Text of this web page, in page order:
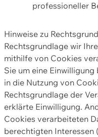
professioneller
Hinweise zu
Rechtsgrundlage wir
mithilfe von Cookies
Sie um eine
in die Nutzung von
Rechtsgrundlage der
erklärte Einwilligung.
Cookies verarbeiteten
berechtigten Interessen